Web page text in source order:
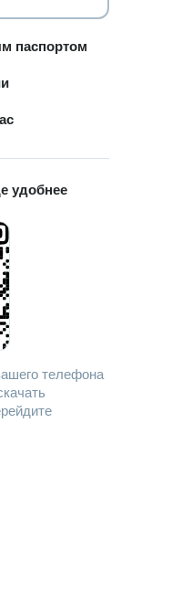
паспортом
удобнее
телефона